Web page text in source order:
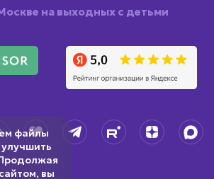
на выходных с детьми
файлы
вы